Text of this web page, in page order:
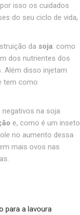
isso os cuidados
do seu ciclo de vida,
da soja: como
dos nutrientes dos
Além disso injetam
tem como
na soja
e, como é um inseto
no aumento dessa
mais ovos nas
para a lavoura